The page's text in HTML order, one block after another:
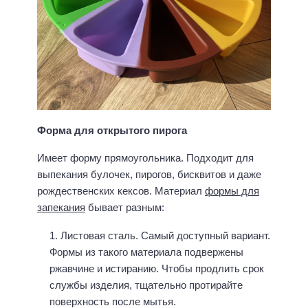
Форма для открытого пирога
Имеет форму прямоугольника. Подходит для
выпекания булочек, пирогов, бисквитов и даже
рождественских кексов. Материал формы для
запекания бывает разным:
Листовая сталь. Самый доступный вариант.
Формы из такого материала подвержены
ржавчине и истиранию. Чтобы продлить срок
службы изделия, тщательно протирайте
поверхность после мытья.